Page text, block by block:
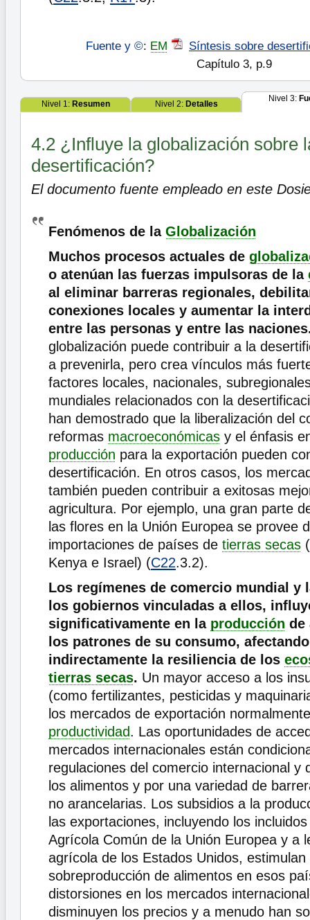
Fuente y ©: EM
Síntesis sobre
Capítulo 3, p.9
Nivel 1: Resumen Nivel 2: Detalles
Nivel 3:
4.2 ¿Influye la globalización sobre
desertificación?
El documento fuente empleado en este
Fenómenos de la Globalización
Muchos procesos actuales de
o atenúan las fuerzas impulsoras de la
al eliminar barreras regionales,
conexiones locales y aumentar la
entre las personas y entre las
globalización puede contribuir a la
a prevenirla, pero crea vínculos más
factores locales, nacionales,
mundiales relacionados con la
han demostrado que la liberalización del
reformas macroeconómicas y el énfasis
producción para la exportación pueden
desertificación. En otros casos, los
también pueden contribuir a exitosas
agricultura. Por ejemplo, una gran parte
las flores en la Unión Europea se provee
importaciones de países de tierras secas
Kenya e Israel) (C22.3.2).
Los regímenes de comercio mundial y
los gobiernos vinculadas a ellos,
significativamente en la producción de
los patrones de su consumo,
indirectamente la resiliencia de los
tierras secas. Un mayor acceso a los
(como fertilizantes, pesticidas y
los mercados de exportación
productividad. Las oportunidades de
mercados internacionales están
regulaciones del comercio internacional y
los alimentos y por una variedad de
no arancelarias. Los subsidios a la
las exportaciones, incluyendo los
Agrícola Común de la Unión Europea y a
agrícola de los Estados Unidos, estimulan
sobreproducción de alimentos en esos
distorsiones en los mercados
disminuyen los precios y a menudo han